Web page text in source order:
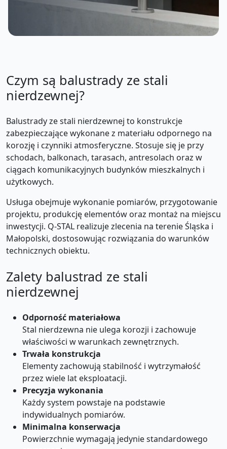
Czym są balustrady ze stali
nierdzewnej?
Balustrady ze stali nierdzewnej to konstrukcje
zabezpieczające wykonane z materiału odpornego na
korozję i czynniki atmosferyczne. Stosuje się je przy
schodach, balkonach, tarasach, antresolach oraz w
ciągach komunikacyjnych budynków mieszkalnych i
użytkowych.
Usługa obejmuje wykonanie pomiarów, przygotowanie
projektu, produkcję elementów oraz montaż na miejscu
inwestycji. Q-STAL realizuje zlecenia na terenie Śląska i
Małopolski, dostosowując rozwiązania do warunków
technicznych obiektu.
Zalety balustrad ze stali
nierdzewnej
Odporność materiałowa
Stal nierdzewna nie ulega korozji i zachowuje
właściwości w warunkach zewnętrznych.
Trwała konstrukcja
Elementy zachowują stabilność i wytrzymałość
przez wiele lat eksploatacji.
Precyzja wykonania
Każdy system powstaje na podstawie
indywidualnych pomiarów.
Minimalna konserwacja
Powierzchnie wymagają jedynie standardowego